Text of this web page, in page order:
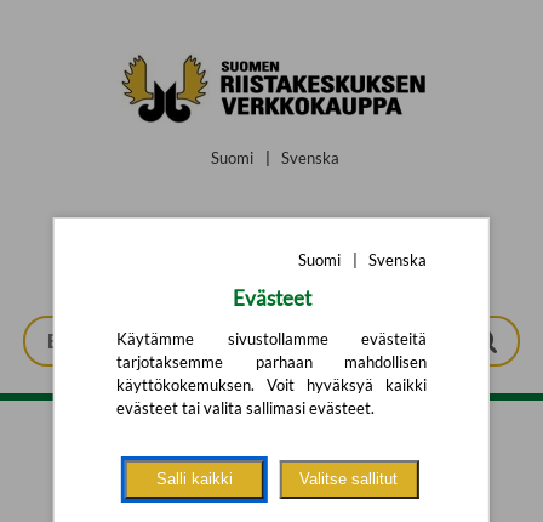
Suomi Svenska
Tarkennettu haku
Suomi Svenska
Evästeet
Käytämme sivustollamme evästeitä
tarjotaksemme parhaan mahdollisen
käyttökokemuksen. Voit hyväksyä kaikki
evästeet tai valita sallimasi evästeet.
Salli kaikki Valitse sallitut